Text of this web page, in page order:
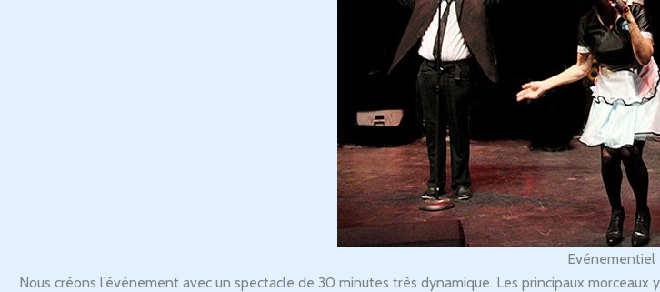
Evénementiel
Nous créons l’événement avec un spectacle de 30 minutes très dynamique. Les principaux